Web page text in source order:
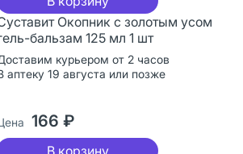
Окопник с золотым усом
бальзам 125 мл 1 шт
курьером от 2 часов
аптеку 19 августа или позже
166 ₽
В корзину